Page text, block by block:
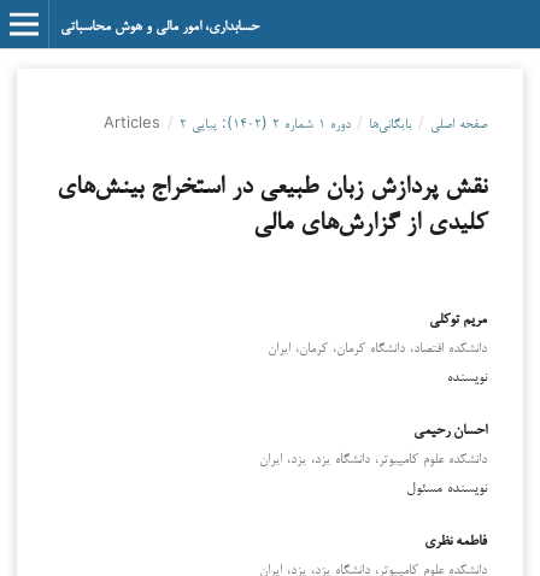
حسابداری، امور مالی و هوش محاسباتی
صفحه اصلی / بایگانی‌ها / دوره ۱ شماره ۲ (۱۴۰۲): پیاپی ۲ /
Articles
نقش پردازش زبان طبیعی در استخراج بینش‌های
کلیدی از گزارش‌های مالی
مریم توکلی
دانشکده اقتصاد، دانشگاه کرمان، کرمان، ایران
نویسنده
احسان رحیمی
دانشکده علوم کامپیوتر، دانشگاه یزد، یزد، ایران
نویسنده مسئول
فاطمه نظری
دانشکده علوم کامپیوتر، دانشگاه یزد، یزد، ایران